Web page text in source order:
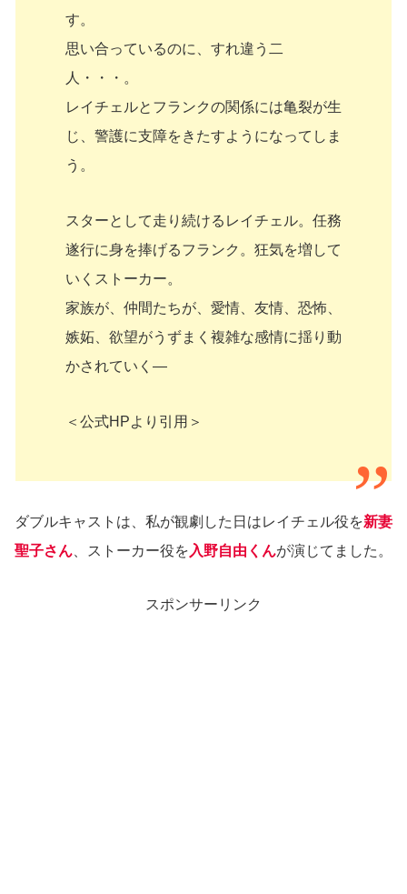
す。
思い合っているのに、すれ違う二
人・・・。
レイチェルとフランクの関係には亀裂が生
じ、警護に支障をきたすようになってしま
う。
スターとして走り続けるレイチェル。任務
遂行に身を捧げるフランク。狂気を増して
いくストーカー。
家族が、仲間たちが、愛情、友情、恐怖、
嫉妬、欲望がうずまく複雑な感情に揺り動
かされていく―
＜公式HPより引用＞
ダブルキャストは、私が観劇した日はレイチェル役を新妻
聖子さん 、ストーカー役を 入野自由くんが演じてました。
スポンサーリンク